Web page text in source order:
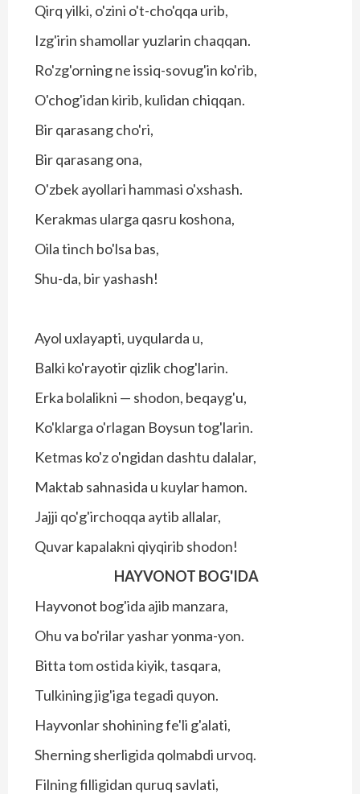
Qirq yilki, o'zini o't-cho'qqa urib,
Izg'irin shamollar yuzlarin chaqqan.
Ro'zg'orning ne issiq-sovug'in ko'rib,
O'chog'idan kirib, kulidan chiqqan.
Bir qarasang cho'ri,
Bir qarasang ona,
O'zbek ayollari hammasi o'xshash.
Kerakmas ularga qasru koshona,
Oila tinch bo'lsa bas,
Shu-da, bir yashash!
Ayol uxlayapti, uyqularda u,
Balki ko'rayotir qizlik chog'larin.
Erka bolalikni — shodon, beqayg'u,
Ko'klarga o'rlagan Boysun tog'larin.
Ketmas ko'z o'ngidan dashtu dalalar,
Maktab sahnasida u kuylar hamon.
Jajji qo'g'irchoqqa aytib allalar,
Quvar kapalakni qiyqirib shodon!
HAYVONOT BOG'IDA
Hayvonot bog'ida ajib manzara,
Ohu va bo'rilar yashar yonma-yon.
Bitta tom ostida kiyik, tasqara,
Tulkining jig'iga tegadi quyon.
Hayvonlar shohining fe'li g'alati,
Sherning sherligida qolmabdi urvoq.
Filning filligidan quruq savlati,